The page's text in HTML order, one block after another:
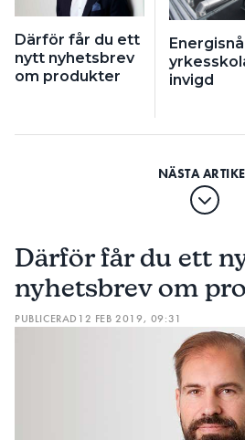
Därför får du ett
nytt nyhetsbrev
om produkter
invigd
Därför får du ett
nyhetsbrev om
PUBLICERAD 12 FEB 2019, 09:31